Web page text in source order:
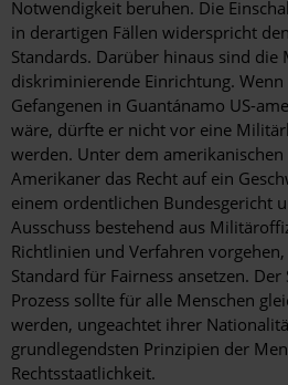
Notwendigkeit beruhen. Die
in derartigen Fällen widerspricht
Standards. Darüber hinaus sind
diskriminierende Einrichtung.
Gefangenen in Guantánamo US-
wäre, dürfte er nicht vor eine
werden. Unter dem amerikanischen
Amerikaner das Recht auf ein
einem ordentlichen Bundesgericht
Ausschuss bestehend aus
Richtlinien und Verfahren
Standard für Fairness ansetzen.
Prozess sollte für alle Menschen
werden, ungeachtet ihrer
grundlegendsten Prinzipien der
Rechtsstaatlichkeit.